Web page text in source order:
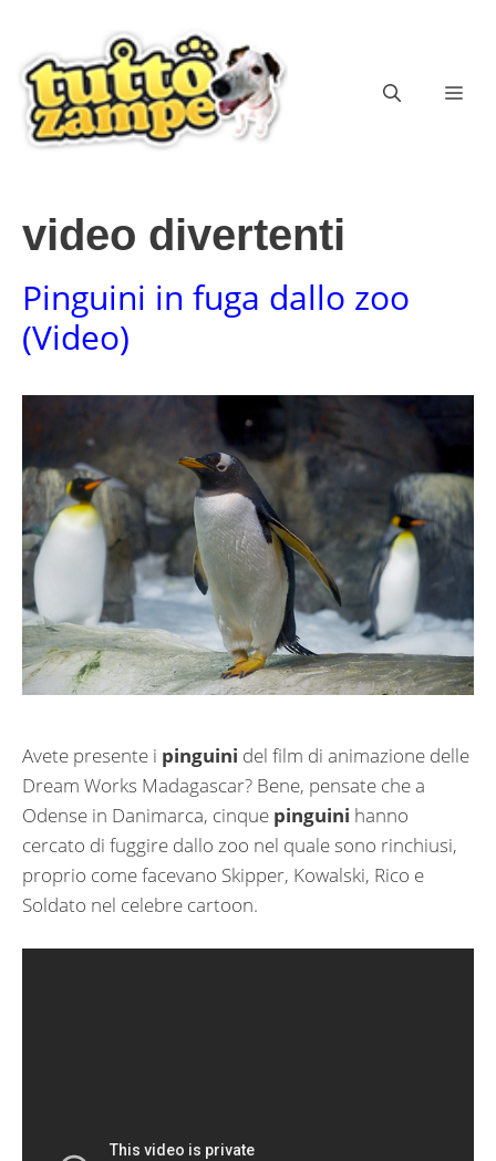
contenuto
video divertenti
Pinguini in fuga dallo zoo
(Video)
Avete presente i pinguini del film di animazione delle
Dream Works Madagascar? Bene, pensate che a
Odense in Danimarca, cinque pinguini hanno
cercato di fuggire dallo zoo nel quale sono rinchiusi,
proprio come facevano Skipper, Kowalski, Rico e
Soldato nel celebre cartoon.